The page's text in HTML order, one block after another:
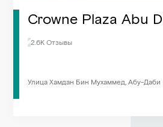
Crowne Plaza Abu
2.6K Отзывы
Улица Хамдан Бин Мухаммед, Абу-Даби